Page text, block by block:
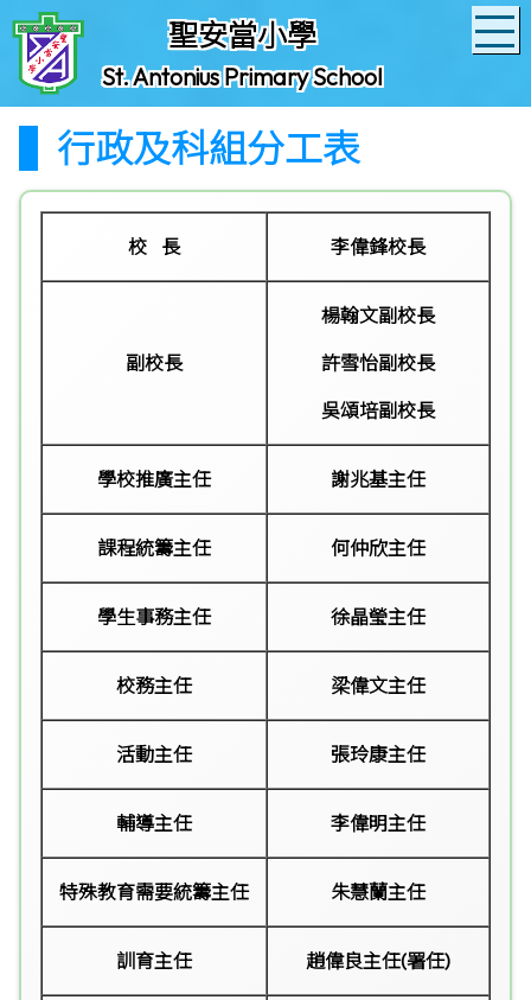
聖安當小學
St. Antonius Primary School
行政及科組分工表
校 長 李偉鋒校長
副校長
楊翰文副校長
許雪怡副校長
吳頌培副校長
學校推廣主任 謝兆基主任
課程統籌主任 何仲欣主任
學生事務主任 徐晶瑩主任
校務主任 梁偉文主任
活動主任 張玲康主任
輔導主任 李偉明主任
特殊教育需要統籌主任 朱慧蘭主任
訓育主任 趙偉良主任(署任)